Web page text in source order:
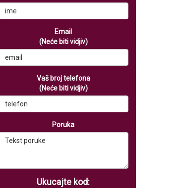
Email
(Neće biti vidjiv)
Vaš broj telefona
(Neće biti vidjiv)
Poruka
Ukucajte kod: